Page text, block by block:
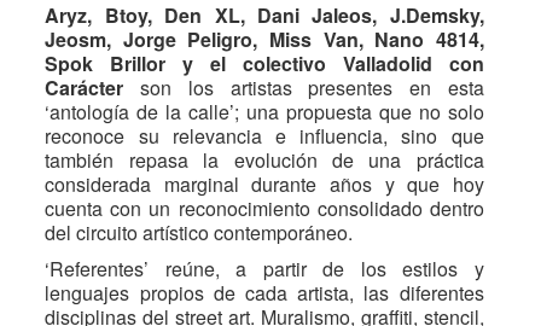
Aryz, Btoy, Den XL, Dani Jaleos, J.Demsky,
Jeosm, Jorge Peligro, Miss Van, Nano 4814,
Spok Brillor y el colectivo Valladolid con
Carácter son los artistas presentes en esta
‘antología de la calle’; una propuesta que no solo
reconoce su relevancia e influencia, sino que
también repasa la evolución de una práctica
considerada marginal durante años y que hoy
cuenta con un reconocimiento consolidado dentro
del circuito artístico contemporáneo.
‘Referentes’ reúne, a partir de los estilos y
lenguajes propios de cada artista, las diferentes
disciplinas del street art. Muralismo, graffiti, stencil,